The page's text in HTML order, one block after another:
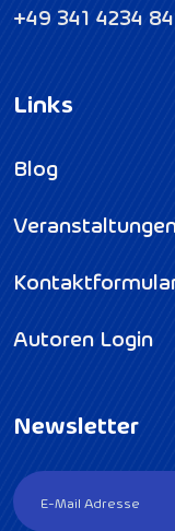
+49 341 4234
Links
Blog
Autoren Login
Newsletter